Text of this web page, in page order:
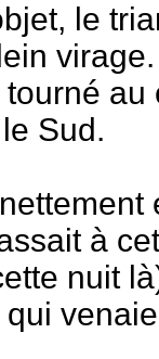
le
Sud.
à
nuit